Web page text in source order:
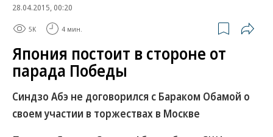
28.04.2015, 00:20
5K 4 мин.
Япония постоит в стороне от
парада Победы
Синдзо Абэ не договорился с Бараком Обамой о
своем участии в торжествах в Москве